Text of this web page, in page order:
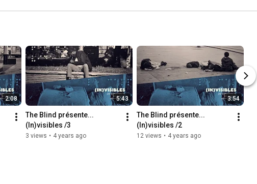
2:08 5:43
The Blind présente...
(In)visibles /3
3 views • 4 years ago
3:54
The Blind présente...
(In)visibles /2
12 views • 4 years ago